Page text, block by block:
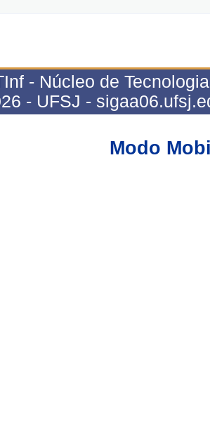
- Núcleo de
- UFSJ -
Modo